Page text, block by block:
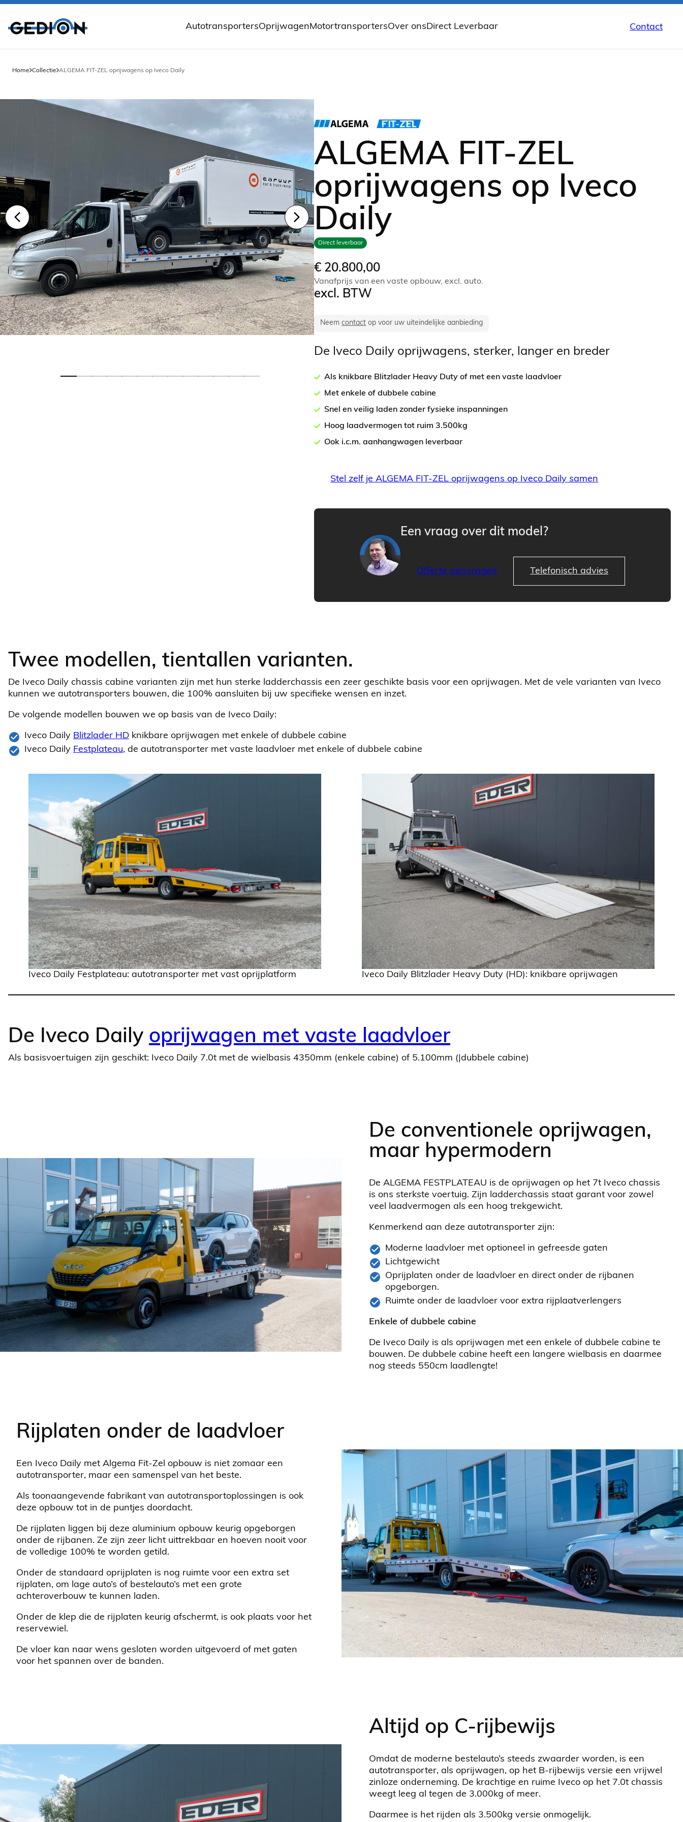
Autotransporters
Autotransporter met huif
Autotransporter 2 autos
Gesloten autotransporter
Kantelbare autotransporter
Open autotransporter
Oprijwagen MotortransportersOver ons Direct Leverbaar Contact
Home Collectie ALGEMA FIT-ZEL oprijwagens op Iveco Daily
ALGEMA FIT-ZEL
oprijwagens op Iveco
Daily
Direct leverbaar
€ 20.800,00
Vanafprijs van een vaste opbouw, excl. auto.
excl. BTW
Neemcontact op voor uw uiteindelijke aanbieding
De Iveco Daily oprijwagens, sterker, langer en breder
Als knikbare Blitzlader Heavy Duty of met een vaste laadvloer
Met enkele of dubbele cabine
Snel en veilig laden zonder fysieke inspanningen
Hoog laadvermogen tot ruim 3.500kg
Ook i.c.m. aanhangwagen leverbaar
Stel zelf je ALGEMA FIT-ZEL oprijwagens op Iveco Daily samen
Een vraag over dit model?
Offerte aanvragen Telefonisch advies
Twee modellen, tientallen varianten.
De Iveco Daily chassis cabine varianten zijn met hun sterke ladderchassis een zeer geschikte basis voor een oprijwagen. Met de vele varianten van Iveco
kunnen we autotransporters bouwen, die 100% aansluiten bij uw specifieke wensen en inzet.
De volgende modellen bouwen we op basis van de Iveco Daily:
Iveco Daily Blitzlader HD knikbare oprijwagen met enkele of dubbele cabine
Iveco Daily Festplateau, de autotransporter met vaste laadvloer met enkele of dubbele cabine
Iveco Daily Festplateau: autotransporter met vast oprijplatform Iveco Daily Blitzlader Heavy Duty (HD): knikbare oprijwagen
De Iveco Daily oprijwagen met vaste laadvloer
Als basisvoertuigen zijn geschikt: Iveco Daily 7.0t met de wielbasis 4350mm (enkele cabine) of 5.100mm (|dubbele cabine)
De conventionele oprijwagen,
maar hypermodern
De ALGEMA FESTPLATEAU is de oprijwagen op het 7t Iveco chassis
is ons sterkste voertuig. Zijn ladderchassis staat garant voor zowel
veel laadvermogen als een hoog trekgewicht.
Kenmerkend aan deze autotransporter zijn:
Moderne laadvloer met optioneel in gefreesde gaten
Lichtgewicht
Oprijplaten onder de laadvloer en direct onder de rijbanen
opgeborgen.
Ruimte onder de laadvloer voor extra rijplaatverlengers
Enkele of dubbele cabine
De Iveco Daily is als oprijwagen met een enkele of dubbele cabine te
bouwen. De dubbele cabine heeft een langere wielbasis en daarmee
nog steeds 550cm laadlengte!
Rijplaten onder de laadvloer
Een Iveco Daily met Algema Fit-Zel opbouw is niet zomaar een
autotransporter, maar een samenspel van het beste.
Als toonaangevende fabrikant van autotransportoplossingen is ook
deze opbouw tot in de puntjes doordacht.
De rijplaten liggen bij deze aluminium opbouw keurig opgeborgen
onder de rijbanen. Ze zijn zeer licht uittrekbaar en hoeven nooit voor
de volledige 100% te worden getild.
Onder de standaard oprijplaten is nog ruimte voor een extra set
rijplaten, om lage auto’s of bestelauto’s met een grote
achteroverbouw te kunnen laden.
Onder de klep die de rijplaten keurig afschermt, is ook plaats voor het
reservewiel.
De vloer kan naar wens gesloten worden uitgevoerd of met gaten
voor het spannen over de banden.
Altijd op C-rijbewijs
Omdat de moderne bestelauto’s steeds zwaarder worden, is een
autotransporter, als oprijwagen, op het B-rijbewijs versie een vrijwel
zinloze onderneming. De krachtige en ruime Iveco op het 7.0t chassis
weegt leeg al tegen de 3.000kg of meer.
Daarmee is het rijden als 3.500kg versie onmogelijk.